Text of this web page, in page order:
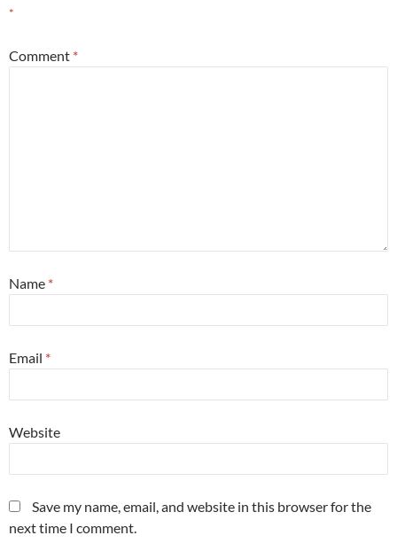
*
Comment *
Name *
Email *
Website
Save my name, email, and website in this browser for the
next time I comment.